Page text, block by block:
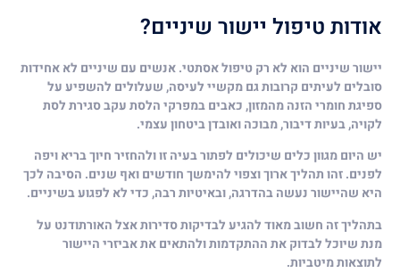
אודות טיפול יישור שיניים?
יישור שיניים הוא לא רק טיפול אסתטי. אנשים עם שיניים לא אחידות
סובלים לעיתים קרובות גם מקשיי לעיסה, שעלולים להשפיע על
ספיגת חומרי הזנה מהמזון, כאבים במפרקי הלסת עקב סגירת לסת
לקויה, בעיות דיבור, מבוכה ואובדן ביטחון עצמי.
יש היום מגוון כלים שיכולים לפתור בעיה זו ולהחזיר חיוך בריא ויפה
לפנים. זהו תהליך ארוך וצפוי להימשך חודשים ואף שנים. הסיבה לכך
היא שהיישור נעשה בהדרגה, ובאיטיות רבה, כדי לא לפגוע בשיניים.
בתהליך זה חשוב מאוד להגיע לבדיקות סדירות אצל האורתודנט על
מנת שיוכל לבדוק את ההתקדמות ולהתאים את אביזרי היישור
לתוצאות מיטביות.